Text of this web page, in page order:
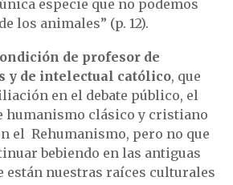
especie que no podemos
los animales” (p. 12).
de profesor de
y de intelectual católico, que
en el debate público, el
humanismo clásico y cristiano
el Rehumanismo, pero no que
bebiendo en las antiguas
están nuestras raíces culturales